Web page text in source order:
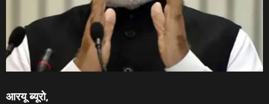
आरयू ब्‍यूरो,